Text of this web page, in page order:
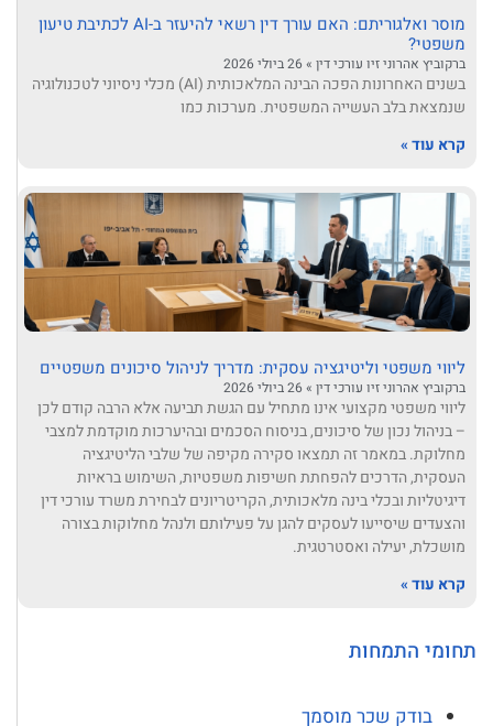
מוסר ואלגוריתם: האם עורך דין רשאי להיעזר ב-AI לכתיבת טיעון
משפטי?
ברקוביץ אהרוני זיו עורכי דין
בשנים האחרונות הפכה הבינה המלאכותית (AI) מכלי ניסיוני לטכנולוגיה
שנמצאת בלב העשייה המשפטית. מערכות כמו
קרא עוד »
ליווי משפטי וליטיגציה עסקית: מדריך לניהול סיכונים משפטיים
ברקוביץ אהרוני זיו עורכי דין
ליווי משפטי מקצועי אינו מתחיל עם הגשת תביעה אלא הרבה קודם לכן
– בניהול נכון של סיכונים, בניסוח הסכמים ובהיערכות מוקדמת למצבי
מחלוקת. במאמר זה תמצאו סקירה מקיפה של שלבי הליטיגציה
העסקית, הדרכים להפחתת חשיפות משפטיות, השימוש בראיות
דיגיטליות ובכלי בינה מלאכותית, הקריטריונים לבחירת משרד עורכי דין
והצעדים שיסייעו לעסקים להגן על פעילותם ולנהל מחלוקות בצורה
מושכלת, יעילה ואסטרטגית.
קרא עוד »
תחומי התמחות
בודק שכר מוסמך